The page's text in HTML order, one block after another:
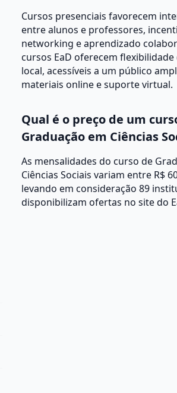
Cursos presenciais favorecem
entre alunos e professores,
networking e aprendizado
cursos EaD oferecem
local, acessíveis a um público
materiais online e suporte virtual.
Qual é o preço de um
Graduação em Ciências
As mensalidades do curso de
Ciências Sociais variam entre R$
levando em consideração 89
disponibilizam ofertas no site do